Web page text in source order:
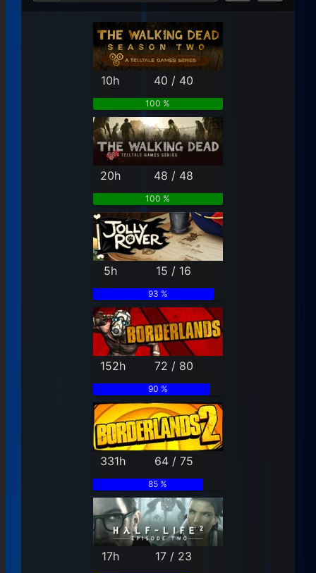
10h 40 / 40
100 %
20h 48 / 48
100 %
5h 15 / 16
93 %
152h 72 / 80
90 %
331h 64 / 75
85 %
17h 17 / 23